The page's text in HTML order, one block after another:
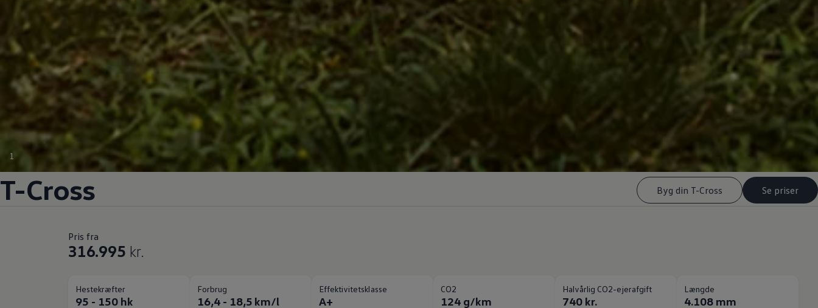
1
T-Cross Byg din T-Cross Se priser
Pris fra
316.995 kr.
Hestekræfter
95 - 150 hk
Forbrug
16,4 - 18,5 km/l
Effektivitetsklasse
A+
CO2
124 g/km
Halvårlig CO2-ejerafgift
740 kr.
Længde
4.108 mm